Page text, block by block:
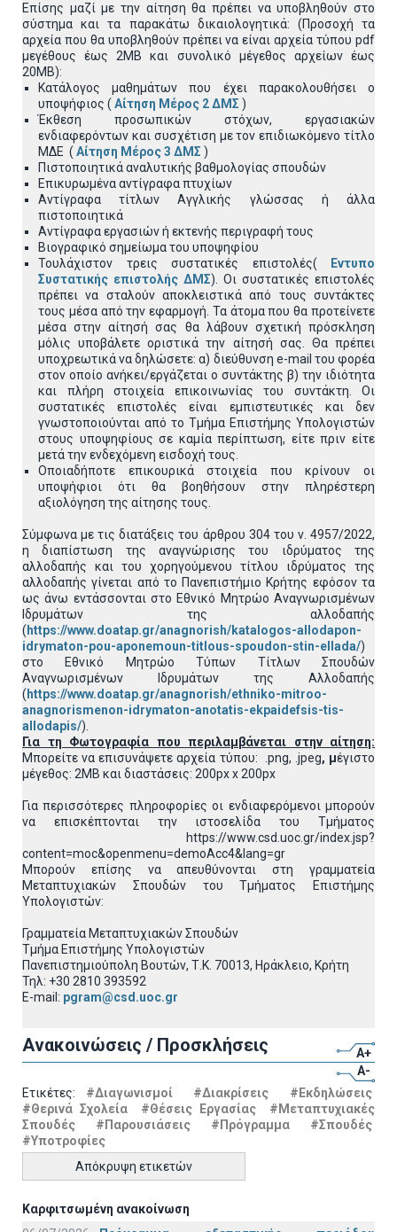
Επίσης μαζί με την αίτηση θα πρέπει να υποβληθούν στο
σύστημα και τα παρακάτω δικαιολογητικά: (Προσοχή τα
αρχεία που θα υποβληθούν πρέπει να είναι αρχεία τύπου pdf
μεγέθους έως 2ΜΒ και συνολικό μέγεθος αρχείων έως
20ΜΒ):
Κατάλογος μαθημάτων που έχει παρακολουθήσει ο
υποψήφιος ( Αίτηση Μέρος 2 ΔΜΣ )
Έκθεση προσωπικών στόχων, εργασιακών
ενδιαφερόντων και συσχέτιση με τον επιδιωκόμενο τίτλο
ΜΔΕ ( Αίτηση Μέρος 3 ΔΜΣ )
Πιστοποιητικά αναλυτικής βαθμολογίας σπουδών
Επικυρωμένα αντίγραφα πτυχίων
Αντίγραφα τίτλων Αγγλικής γλώσσας ή άλλα
πιστοποιητικά
Αντίγραφα εργασιών ή εκτενής περιγραφή τους
Βιογραφικό σημείωμα του υποψηφίου
Τουλάχιστον τρεις συστατικές επιστολές(
Εντυπο
Συστατικής επιστολής ΔΜΣ). Οι συστατικές επιστολές
πρέπει να σταλούν αποκλειστικά από τους συντάκτες
τους μέσα από την εφαρμογή. Τα άτομα που θα προτείνετε
μέσα στην αίτησή σας θα λάβουν σχετική πρόσκληση
μόλις υποβάλετε οριστικά την αίτησή σας. Θα πρέπει
υποχρεωτικά να δηλώσετε: α) διεύθυνση e-mail του φορέα
στον οποίο ανήκει/εργάζεται ο συντάκτης β) την ιδιότητα
και πλήρη στοιχεία επικοινωνίας του συντάκτη. Οι
συστατικές επιστολές είναι εμπιστευτικές και δεν
γνωστοποιούνται από το Τμήμα Επιστήμης Υπολογιστών
στους υποψηφίους σε καμία περίπτωση, είτε πριν είτε
μετά την ενδεχόμενη εισδοχή τους.
Οποιαδήποτε επικουρικά στοιχεία που κρίνουν οι
υποψήφιοι ότι θα βοηθήσουν στην πληρέστερη
αξιολόγηση της αίτησης τους.
Σύμφωνα με τις διατάξεις του άρθρου 304 του ν. 4957/2022,
η διαπίστωση της αναγνώρισης του ιδρύματος της
αλλοδαπής και του χορηγούμενου τίτλου ιδρύματος της
αλλοδαπής γίνεται από το Πανεπιστήμιο Κρήτης εφόσον τα
ως άνω εντάσσονται στο Εθνικό Μητρώο Αναγνωρισμένων
Ιδρυμάτων της αλλοδαπής
( https://www.doatap.gr/anagnorish/katalogos-allodapon-
idrymaton-pou-aponemoun-titlous-spoudon-stin-ellada/)
στο Εθνικό Μητρώο Τύπων Τίτλων Σπουδών
Αναγνωρισμένων Ιδρυμάτων της Αλλοδαπής
( https://www.doatap.gr/anagnorish/ethniko-mitroo-
anagnorismenon-idrymaton-anotatis-ekpaidefsis-tis-
allodapis/).
Για τη Φωτογραφία που περιλαμβάνεται στην αίτηση:
Μπορείτε να επισυνάψετε αρχεία τύπου: .png, .jpeg, μέγιστο
μέγεθος: 2MB και διαστάσεις: 200px x 200px
Για περισσότερες πληροφορίες οι ενδιαφερόμενοι μπορούν
να επισκέπτονται την ιστοσελίδα του Τμήματος
https://www.csd.uoc.gr/index.jsp?
content=moc&openmenu=demoAcc4&lang=gr
Μπορούν επίσης να απευθύνονται στη γραμματεία
Μεταπτυχιακών Σπουδών του Τμήματος Επιστήμης
Υπολογιστών:
Γραμματεία Μεταπτυχιακών Σπουδών
Τμήμα Επιστήμης Υπολογιστών
Πανεπιστημιούπολη Βουτών, Τ.Κ. 70013, Ηράκλειο, Κρήτη
Τηλ: +30 2810 393592
E-mail: pgram@csd.uoc.gr
Ανακοινώσεις / Προσκλήσεις
A+
A-
Ετικέτες: #Διαγωνισμοί #Διακρίσεις
#Εκδηλώσεις
#Θερινά Σχολεία
#Θέσεις Εργασίας
#Μεταπτυχιακές
Σπουδές
#Παρουσιάσεις #Πρόγραμμα
#Σπουδές
#Υποτροφίες
Απόκρυψη ετικετών
Καρφιτσωμένη ανακοίνωση